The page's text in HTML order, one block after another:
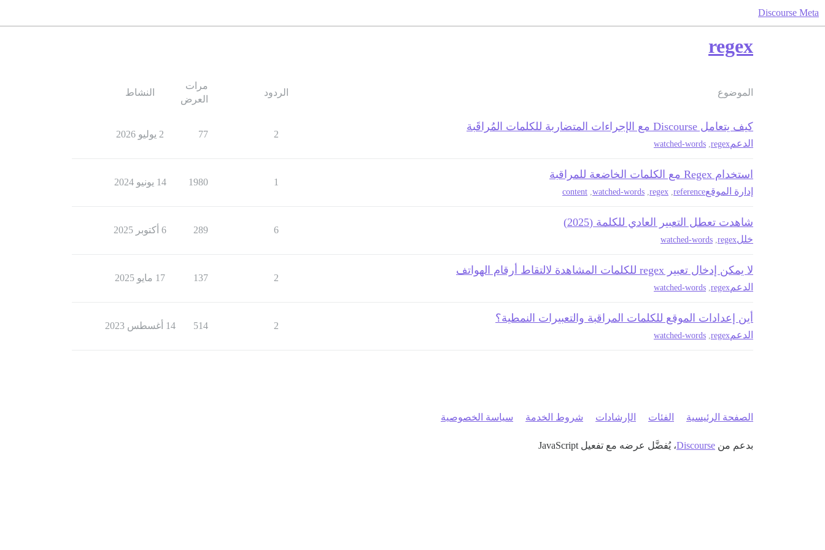
Discourse Meta
regex
الموضوع الردود
مرات
العرض
النشاط
كيف يتعامل Discourse مع الإجراءات المتضاربة للكلمات المُراقَبة
الدعمregex
watched-words
2
77 2 يوليو 2026
استخدام Regex مع الكلمات الخاضعة للمراقبة
إدارة الموقعreference
regex
watched-words
content
1
1980 14 يونيو 2024
شاهدت تعطل التعبير العادي للكلمة (2025)
خللregex
watched-words
6
289 6 أكتوبر 2025
لا يمكن إدخال تعبير regex للكلمات المشاهدة لالتقاط أرقام الهواتف
الدعمregex
watched-words
2
137 17 مايو 2025
أين إعدادات الموقع للكلمات المراقبة والتعبيرات النمطية؟
الدعمregex
watched-words
2
514 14 أغسطس 2023
الصفحة الرئيسية الفئات الإرشادات شروط الخدمة سياسة الخصوصية
بدعم من Discourse، يُفضَّل عرضه مع تفعيل JavaScript